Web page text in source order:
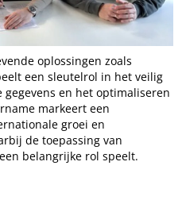
oplossingen zoals
een sleutelrol in het veilig
gegevens en het optimaliseren
markeert een
groei en
de toepassing van
belangrijke rol speelt.